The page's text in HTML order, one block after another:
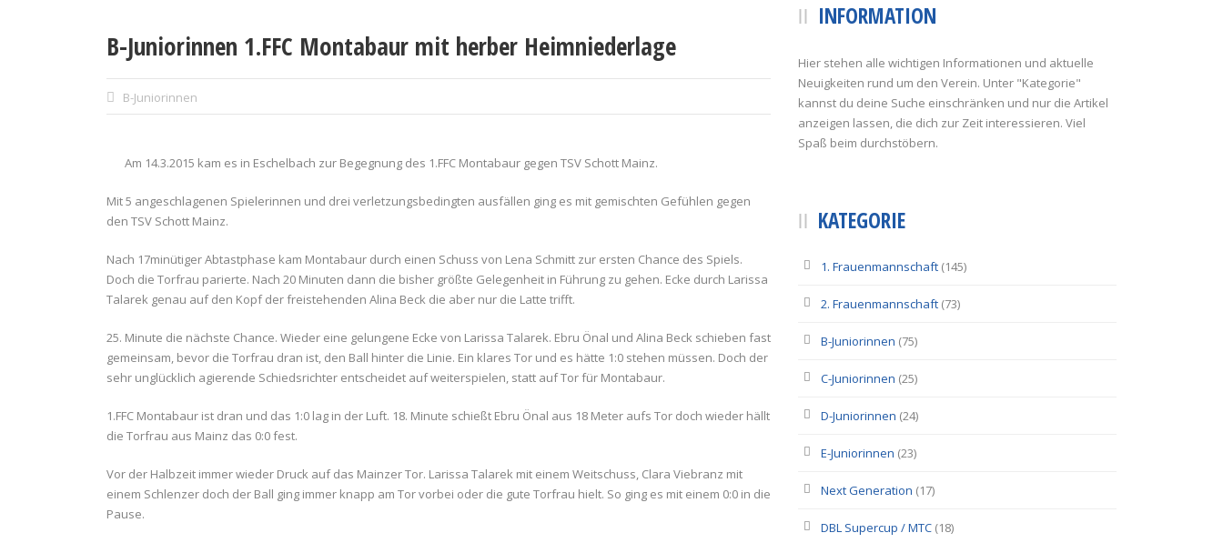
B-Juniorinnen 1.FFC Montabaur mit herber Heimniederlage
B-Juniorinnen
Am 14.3.2015 kam es in Eschelbach zur Begegnung des 1.FFC Montabaur gegen TSV Schott Mainz.
Mit 5 angeschlagenen Spielerinnen und drei verletzungsbedingten ausfällen ging es mit gemischten Gefühlen gegen
den TSV Schott Mainz.
Nach 17minütiger Abtastphase kam Montabaur durch einen Schuss von Lena Schmitt zur ersten Chance des Spiels.
Doch die Torfrau parierte. Nach 20 Minuten dann die bisher größte Gelegenheit in Führung zu gehen. Ecke durch Larissa
Talarek genau auf den Kopf der freistehenden Alina Beck die aber nur die Latte trifft.
25. Minute die nächste Chance. Wieder eine gelungene Ecke von Larissa Talarek. Ebru Önal und Alina Beck schieben fast
gemeinsam, bevor die Torfrau dran ist, den Ball hinter die Linie. Ein klares Tor und es hätte 1:0 stehen müssen. Doch der
sehr unglücklich agierende Schiedsrichter entscheidet auf weiterspielen, statt auf Tor für Montabaur.
1.FFC Montabaur ist dran und das 1:0 lag in der Luft. 18. Minute schießt Ebru Önal aus 18 Meter aufs Tor doch wieder hällt
die Torfrau aus Mainz das 0:0 fest.
Vor der Halbzeit immer wieder Druck auf das Mainzer Tor. Larissa Talarek mit einem Weitschuss, Clara Viebranz mit
einem Schlenzer doch der Ball ging immer knapp am Tor vorbei oder die gute Torfrau hielt. So ging es mit einem 0:0 in die
Pause.
INFORMATION
Hier stehen alle wichtigen Informationen und aktuelle
Neuigkeiten rund um den Verein. Unter "Kategorie"
kannst du deine Suche einschränken und nur die Artikel
anzeigen lassen, die dich zur Zeit interessieren. Viel
Spaß beim durchstöbern.
KATEGORIE
1. Frauenmannschaft (145)
2. Frauenmannschaft (73)
B-Juniorinnen (75)
C-Juniorinnen (25)
D-Juniorinnen (24)
E-Juniorinnen (23)
Next Generation (17)
DBL Supercup / MTC (18)